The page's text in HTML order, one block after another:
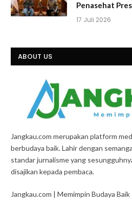
Penasehat
17 Juli 2026
ABOUT US
Jangkau.com merupakan platform
berbudaya baik. Lahir dengan
standar jurnalisme yang
disajikan kepada pembaca.
Jangkau.com | Memimpin Budaya Baik